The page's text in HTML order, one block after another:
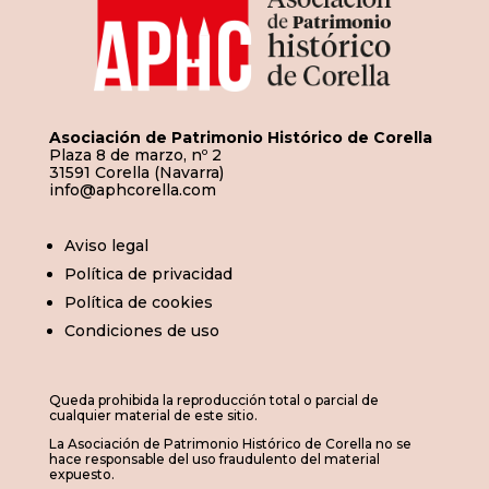
Asociación de Patrimonio Histórico de Corella
Plaza 8 de marzo, nº 2
31591 Corella (Navarra)
info@aphcorella.com
Aviso legal
Política de privacidad
Política de cookies
Condiciones de uso
Queda prohibida la reproducción total o parcial de
cualquier material de este sitio.
La Asociación de Patrimonio Histórico de Corella no se
hace responsable del uso fraudulento del material
expuesto.